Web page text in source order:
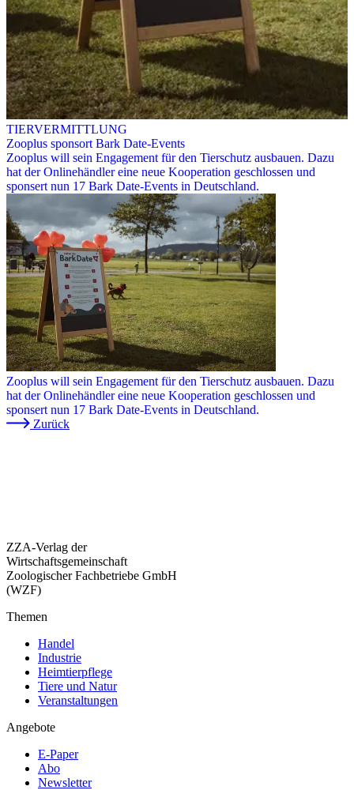
TIERVERMITTLUNG
Zooplus sponsort Bark Date-Events
Zooplus will sein Engagement für den Tierschutz ausbauen. Dazu
hat der Onlinehändler eine neue Kooperation geschlossen und
sponsert nun 17 Bark Date-Events in Deutschland.
Zooplus will sein Engagement für den Tierschutz ausbauen. Dazu
hat der Onlinehändler eine neue Kooperation geschlossen und
sponsert nun 17 Bark Date-Events in Deutschland.
Zurück
ZZA-Verlag der
Wirtschaftsgemeinschaft
Zoologischer Fachbetriebe GmbH
(WZF)
Themen
Handel
Industrie
Heimtierpflege
Tiere und Natur
Veranstaltungen
Angebote
E-Paper
Abo
Newsletter